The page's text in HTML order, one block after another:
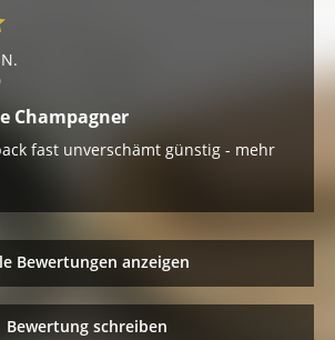
Champagner
fast unverschämt günstig - mehr
Bewertungen anzeigen
Bewertung schreiben